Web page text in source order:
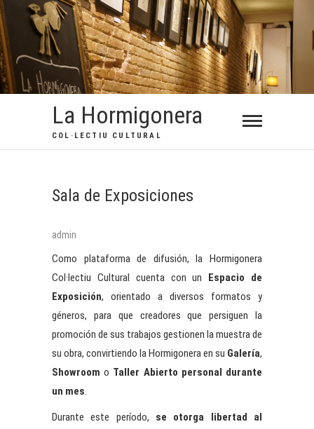
Saltar
al
contenido
La Hormigonera
COL·LECTIU CULTURAL
Sala de Exposiciones
admin
Como plataforma de difusión, la Hormigonera
Col·lectiu Cultural cuenta con un
Espacio de
Exposición,
orientado a diversos formatos y
géneros, para que creadores que persiguen la
promoción de sus trabajos gestionen la muestra de
su obra, convirtiendo la Hormigonera en su Galería,
Showroom o Taller Abierto personal durante
un mes.
Durante este período, se otorga libertad al